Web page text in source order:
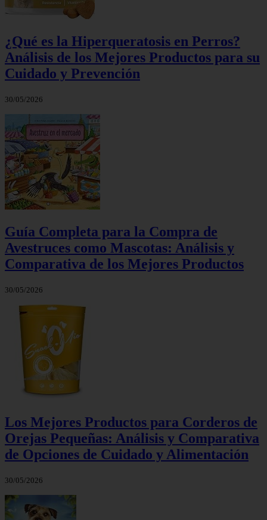
¿Qué es la Hiperqueratosis en Perros?
Análisis de los Mejores Productos para su
Cuidado y Prevención
30/05/2026
Guía Completa para la Compra de
Avestruces como Mascotas: Análisis y
Comparativa de los Mejores Productos
30/05/2026
Los Mejores Productos para Corderos de
Orejas Pequeñas: Análisis y Comparativa
de Opciones de Cuidado y Alimentación
30/05/2026